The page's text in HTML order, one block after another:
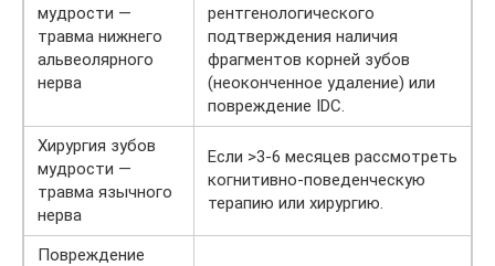
мудрости —
травма нижнего
альвеолярного
нерва
рентгенологического
подтверждения наличия
фрагментов корней зубов
(неоконченное удаление) или
повреждение IDC.
Хирургия зубов
мудрости —
травма язычного
нерва
Если >3-6 месяцев рассмотреть
когнитивно-поведенческую
терапию или хирургию.
Повреждение